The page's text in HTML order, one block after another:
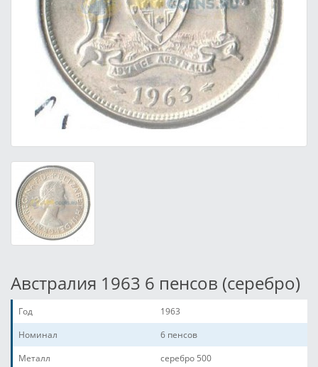
Австралия 1963 6 пенсов (серебро)
Год
1963
Номинал
6 пенсов
Металл
серебро 500